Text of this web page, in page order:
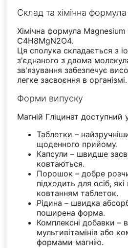
Склад та хімічна формула
Хімічна формула
C4H8MgN2O4.
Ця сполука складається з
з'єднаного з двома
зв'язування забезпечує
легке засвоєння в організмі.
Форми випуску
Магній Гліцинат
Таблетки –
щоденного прийому.
Капсули – швидше
ковтаються.
Порошок – добре
підходить для осіб,
ковтанням таблеток.
Рідина – швидка
поширена форма.
Комплексні добавки –
мультивітамінів або
формами магнію.